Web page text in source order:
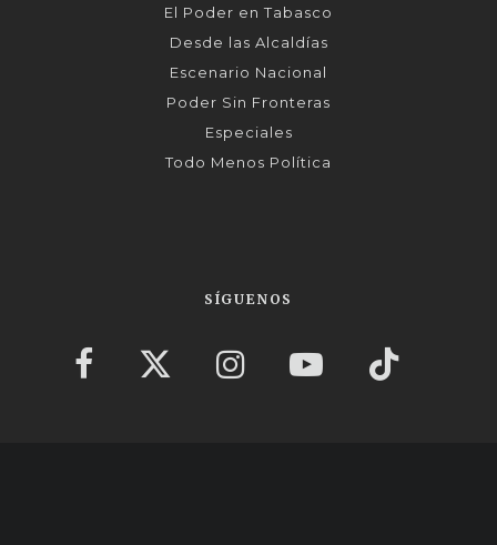
El Poder en Tabasco
Desde las Alcaldías
Escenario Nacional
Poder Sin Fronteras
Especiales
Todo Menos Política
SÍGUENOS